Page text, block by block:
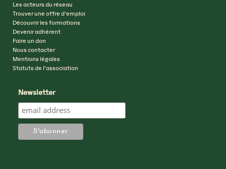
Les acteurs du réseau
Trouver une offre d’emploi
Découvrir les formations
Devenir adhérent
Faire un don
Nous contacter
Mentions légales
Statuts de l’association
Newsletter